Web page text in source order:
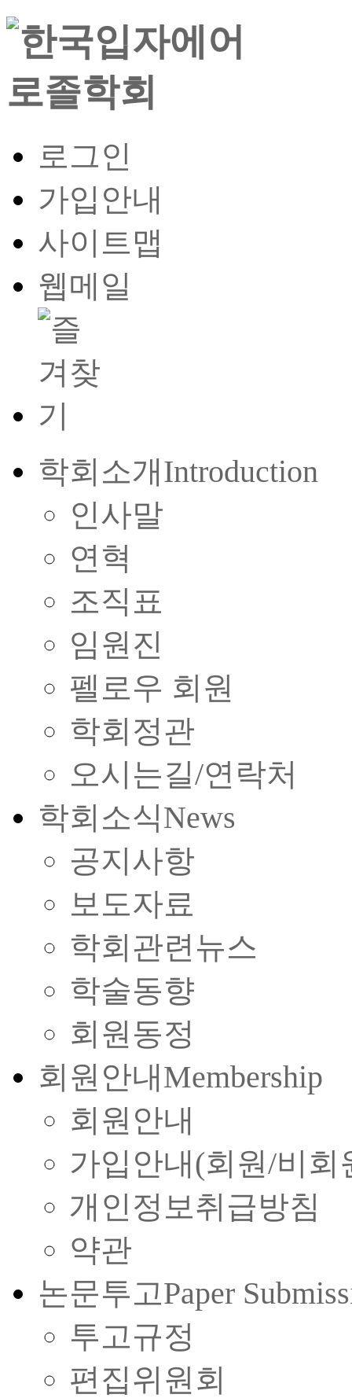
로그인
가입안내
사이트맵
웹메일
학회소개Introduction
인사말
연혁
조직표
임원진
펠로우 회원
학회정관
오시는길/연락처
학회소식News
공지사항
보도자료
학회관련뉴스
학술동향
회원동정
회원안내Membership
회원안내
가입안내(회원/비회
개인정보취급방침
약관
논문투고Paper
투고규정
편집위원회